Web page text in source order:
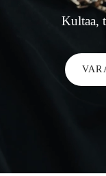
Kultaa,